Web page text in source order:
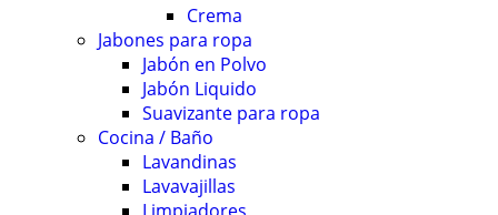
Crema
Jabones para ropa
Jabón en Polvo
Jabón Liquido
Suavizante para ropa
Cocina / Baño
Lavandinas
Lavavajillas